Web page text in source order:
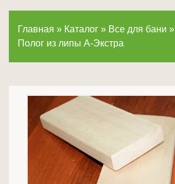
Главная » Каталог » Все для бани »
Полог из липы А-Экстра